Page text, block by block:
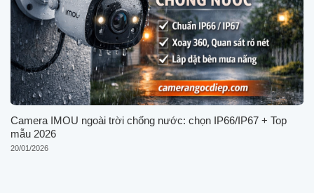
Camera IMOU ngoài trời chống nước: chọn IP66/IP67 + Top
mẫu 2026
20/01/2026